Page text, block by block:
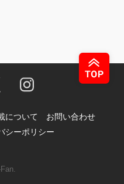
について
お問い合わせ
シーポリシー